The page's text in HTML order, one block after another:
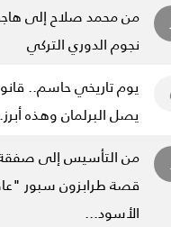
من محمد صلاح إلى
نجوم الدوري التركي
يوم تاريخي حاسم..
يصل البرلمان وهذه
من التأسيس إلى
قصة طرابزون سبور
الأسود...